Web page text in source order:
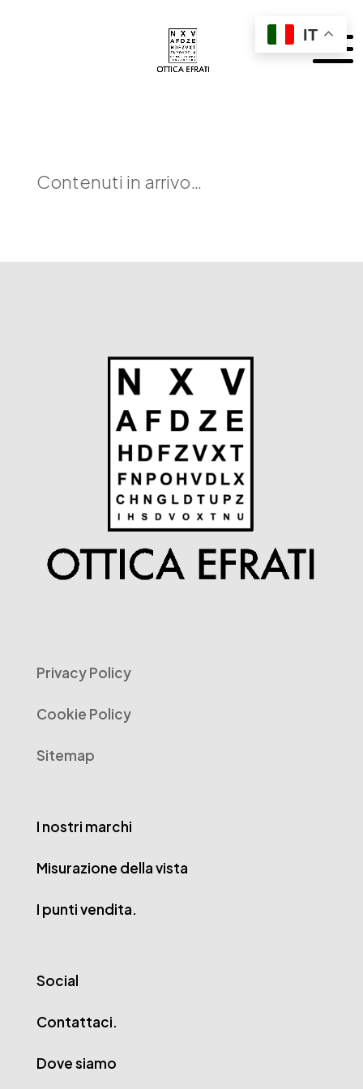
Contenuti in arrivo…
Privacy Policy
Cookie Policy
Sitemap
I nostri marchi
Misurazione della vista
I punti vendita.
Social
Contattaci.
Dove siamo
IT